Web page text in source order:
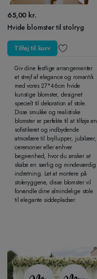
65,00 kr.
Hvide blomster til stolryg
Tilføj til kurv
Giv dine festlige arrangementer
et strejf af elegance og romantik
med vores 27*46cm hvide
kunstige blomster, designet
specielt til dekoration af stole.
Disse smukke og realistiske
blomster er perfekte til at tilføje en
sofistikeret og indbydende
atmosfære til bryllupper, jubilæer,
ceremonier eller enhver
begivenhed, hvor du ønsker at
skabe en særlig og mindeværdig
indretning. Let at montere på
stoleryggene, disse blomster vil
forvandle dine almindelige stole
til elegante siddepladser.